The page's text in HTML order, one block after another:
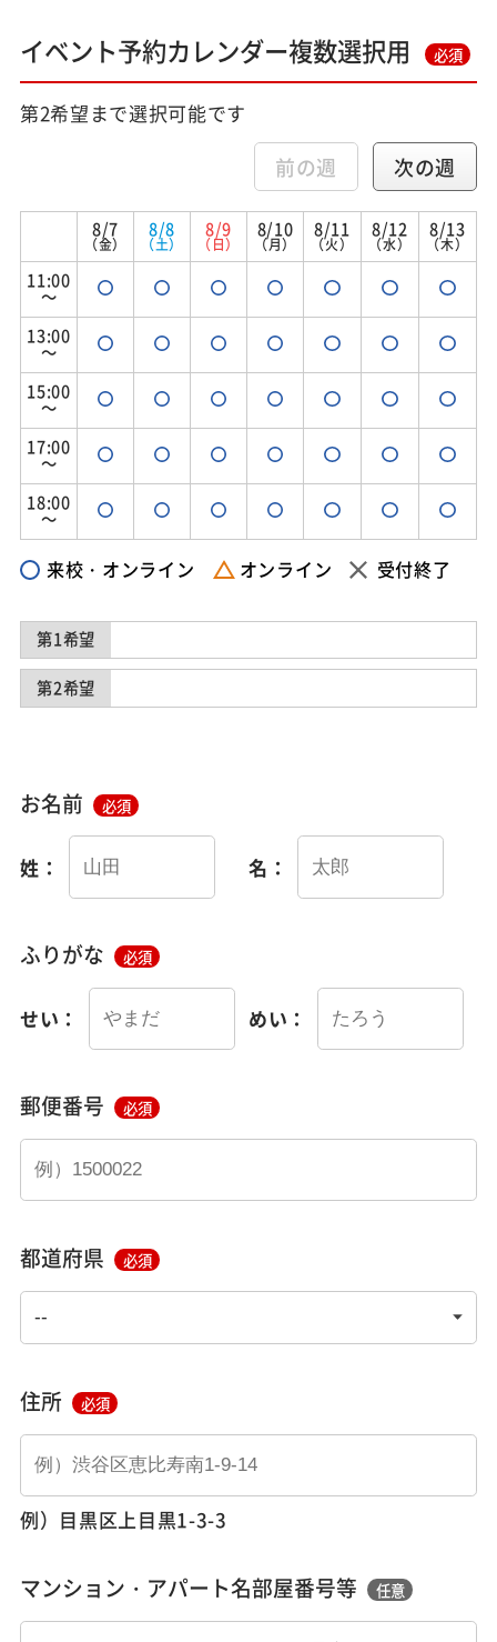
イベント予約カレンダー複数選択用 必須
第2希望まで選択可能です
前の週 次の週
8/7
（金）
8/8
（土）
8/9
（日）
8/10
（月）
8/11
（火）
8/12
（水）
8/13
（木）
11:00
～
13:00
～
15:00
～
17:00
～
18:00
～
来校・オンライン オンライン 受付終了
第1希望
第2希望
お名前 必須
姓： 名：
ふりがな 必須
せい： めい：
郵便番号 必須
都道府県 必須
住所 必須
例）目黒区上目黒1-3-3
マンション・アパート名部屋番号等 任意